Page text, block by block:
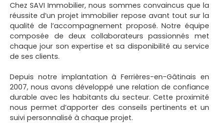
Chez SAVI Immobilier, nous sommes convaincus que la
réussite d’un projet immobilier repose avant tout sur la
qualité de l’accompagnement proposé. Notre équipe
composée de deux collaborateurs passionnés met
chaque jour son expertise et sa disponibilité au service
de ses clients.
Depuis notre implantation à Ferrières-en-Gâtinais en
2007, nous avons développé une relation de confiance
durable avec les habitants du secteur. Cette proximité
nous permet d’apporter des conseils pertinents et un
suivi personnalisé à chaque projet.